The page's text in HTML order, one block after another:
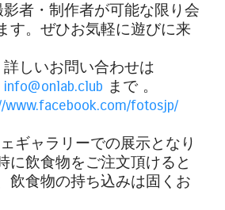
者・制作者が可能な限り会
す。ぜひお気軽に遊びに来
しいお問い合わせは
info@onlab.club まで 。
www.facebook.com/fotosjp/
ギャラリーでの展示となり
に飲食物をご注文頂けると
飲食物の持ち込みは固くお